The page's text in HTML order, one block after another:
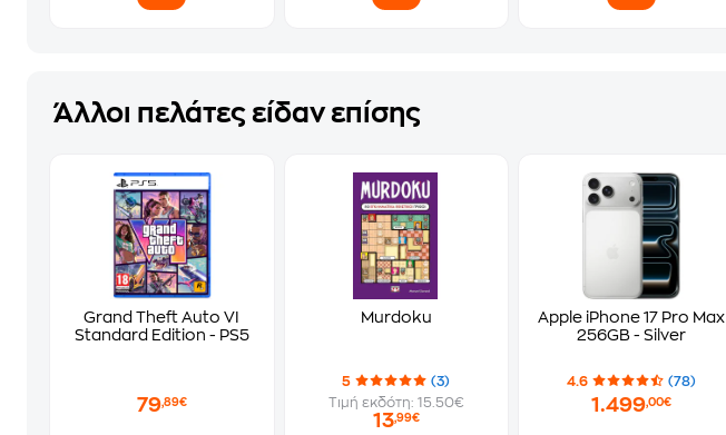
Άλλοι πελάτες είδαν επίσης
Grand Theft Auto VI
Standard Edition - PS5
79,89€
Murdoku
5
(3)
Τιμή εκδότη: 15.50€
13,99€
Apple iPhone 17 Pro Max
256GB - Silver
4.6 (78)
1.499,00€